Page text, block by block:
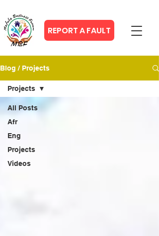
REPORT A FAULT
Blog / Projects
All Posts
Afr
Eng
Projects
Videos
Projects